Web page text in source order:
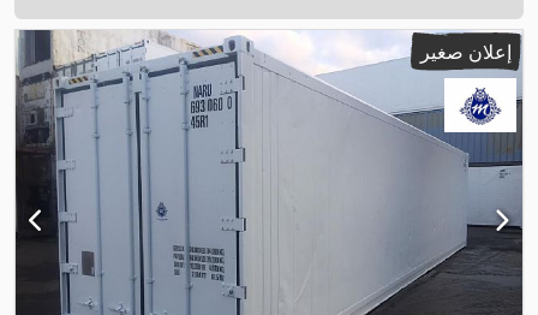
إعلان صغير